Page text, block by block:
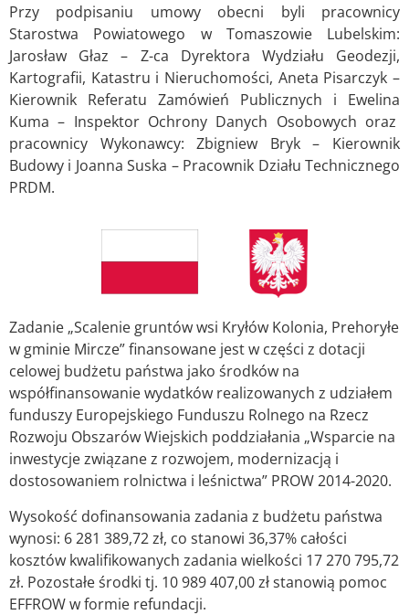
Przy podpisaniu umowy obecni byli pracownicy
Starostwa Powiatowego w Tomaszowie Lubelskim:
Jarosław Głaz – Z-ca Dyrektora Wydziału Geodezji,
Kartografii, Katastru i Nieruchomości, Aneta Pisarczyk –
Kierownik Referatu Zamówień Publicznych i Ewelina
Kuma – Inspektor Ochrony Danych Osobowych oraz
pracownicy Wykonawcy: Zbigniew Bryk – Kierownik
Budowy i Joanna Suska – Pracownik Działu Technicznego
PRDM.
Zadanie „Scalenie gruntów wsi Kryłów Kolonia, Prehoryłe
w gminie Mircze” finansowane jest w części z dotacji
celowej budżetu państwa jako środków na
współfinansowanie wydatków realizowanych z udziałem
funduszy Europejskiego Funduszu Rolnego na Rzecz
Rozwoju Obszarów Wiejskich poddziałania „Wsparcie na
inwestycje związane z rozwojem, modernizacją i
dostosowaniem rolnictwa i leśnictwa” PROW 2014-2020.
Wysokość dofinansowania zadania z budżetu państwa
wynosi: 6 281 389,72 zł, co stanowi 36,37% całości
kosztów kwalifikowanych zadania wielkości 17 270 795,72
zł. Pozostałe środki tj. 10 989 407,00 zł stanowią pomoc
EFFROW w formie refundacji.